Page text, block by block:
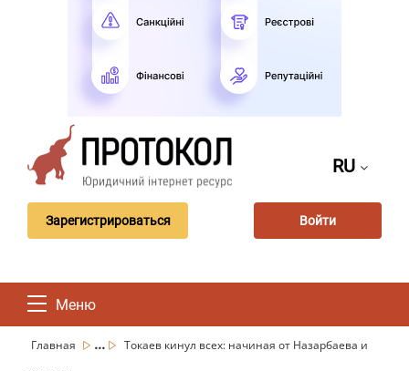
RU
Зарегистрироваться Войти
Меню
Главная ...
Токаев кинул всех: начиная от Назарбаева и